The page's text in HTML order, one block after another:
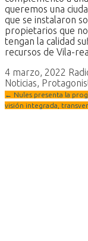
queremos una
que se instalaron
propietarios que
tengan la calidad
recursos de Vila-
4 marzo, 2022
Noticias,
← Nules presenta la
visión integrada,